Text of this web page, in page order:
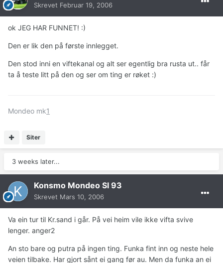
Skrevet Februar 19, 2006
ok JEG HAR FUNNET! :)
Den er lik den på første innlegget.
Den stod inni en viftekanal og alt ser egentlig bra rusta ut.. får
ta å teste litt på den og ser om ting er røket :)
Siter
Mondeo mk1
3 weeks later...
Konsmo Mondeo SI 93
Skrevet Mars 10, 2006
Va ein tur til Kr.sand i går. På vei heim vile ikke vifta svive
lenger. anger2
An sto bare og putra på ingen ting. Funka fint inn og neste hele
veien tilbake. Har gjort sånt ei gang før au. Men da funka an ei